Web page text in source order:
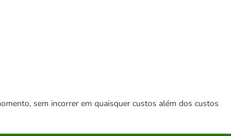
sem incorrer em quaisquer custos além dos custos